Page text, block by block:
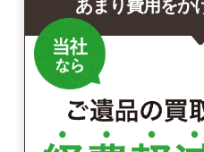
あまり費用をか